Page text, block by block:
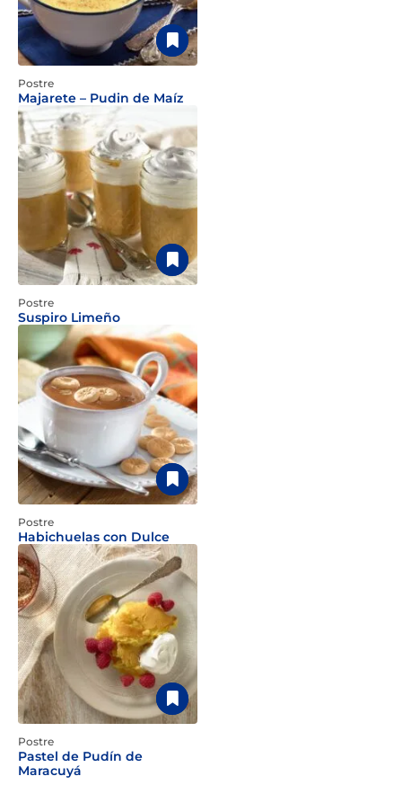
Postre
Majarete – Pudin de Maíz
Postre
Suspiro Limeño
Postre
Habichuelas con Dulce
Postre
Pastel de Pudín de
Maracuyá